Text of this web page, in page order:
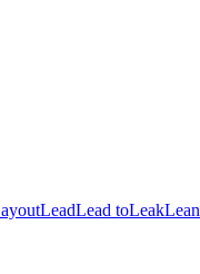
LeadLead toLeakLean